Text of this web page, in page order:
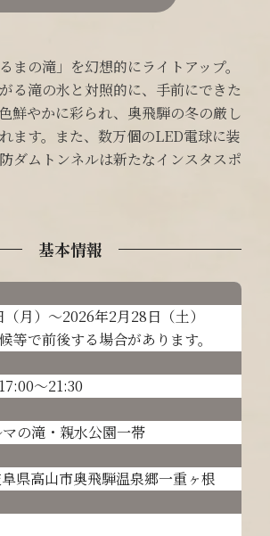
まの滝」を幻想的にライトアップ。
る滝の氷と対照的に、手前にできた
鮮やかに彩られ、奥飛騨の冬の厳し
ます。また、数万個のLED電球に装
ダムトンネルは新たなインスタスポ
基本情報
月）～2026年2月28日（土）
等で前後する場合があります。
～21:30
の滝・親水公園一帯
県高山市奥飛騨温泉郷一重ヶ根